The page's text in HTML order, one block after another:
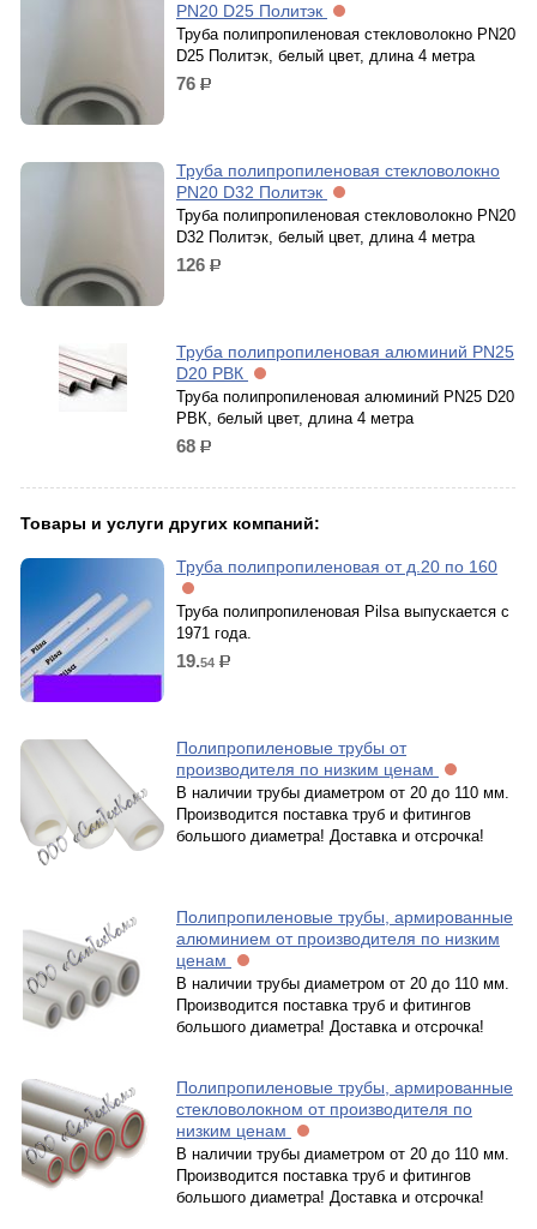
PN20 D25 Политэк
Труба полипропиленовая стекловолокно PN20
D25 Политэк, белый цвет, длина 4 метра
76 р.
Труба полипропиленовая стекловолокно
PN20 D32 Политэк
Труба полипропиленовая стекловолокно PN20
D32 Политэк, белый цвет, длина 4 метра
126 р.
Труба полипропиленовая алюминий PN25
D20 РВК
Труба полипропиленовая алюминий PN25 D20
РВК, белый цвет, длина 4 метра
68 р.
Товары и услуги других компаний:
Труба полипропиленовая от д.20 по 160
Труба полипропиленовая Pilsa выпускается с
1971 года.
19.54 р.
Полипропиленовые трубы от
производителя по низким ценам
В наличии трубы диаметром от 20 до 110 мм.
Производится поставка труб и фитингов
большого диаметра! Доставка и отсрочка!
Полипропиленовые трубы, армированные
алюминием от производителя по низким
ценам
В наличии трубы диаметром от 20 до 110 мм.
Производится поставка труб и фитингов
большого диаметра! Доставка и отсрочка!
Полипропиленовые трубы, армированные
стекловолокном от производителя по
низким ценам
В наличии трубы диаметром от 20 до 110 мм.
Производится поставка труб и фитингов
большого диаметра! Доставка и отсрочка!